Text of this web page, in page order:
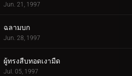
Jun. 21, 1997
ฉลามบก
Jun. 28, 1997
ผู้ทรงสืบทอดเงามืด
Jul. 05, 1997